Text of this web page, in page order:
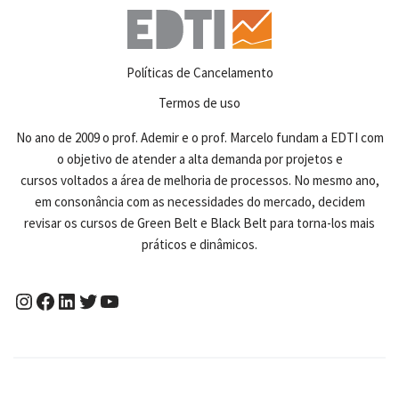
Políticas de Cancelamento
Termos de uso
No ano de 2009 o prof. Ademir e o prof. Marcelo fundam a EDTI com
o objetivo de atender a alta demanda por projetos e
cursos voltados a área de melhoria de processos. No mesmo ano,
em consonância com as necessidades do mercado, decidem
revisar os cursos de Green Belt e Black Belt para torna-los mais
práticos e dinâmicos.